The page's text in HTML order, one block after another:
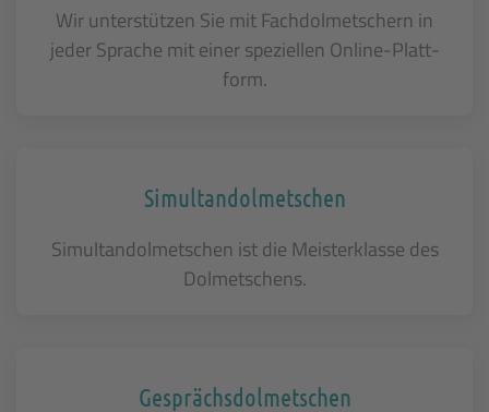
Wir un­ter­­stüt­zen Sie mit Fach­­dol­­met­­schern in
jeder Spra­che mit einer spe­zi­el­len On­line-Platt­
form.
Simultan­dolmetschen
Simul­tan­dol­met­schen ist die Meister­klasse des
Dolmet­schens.
Gesprächs­dolmetschen